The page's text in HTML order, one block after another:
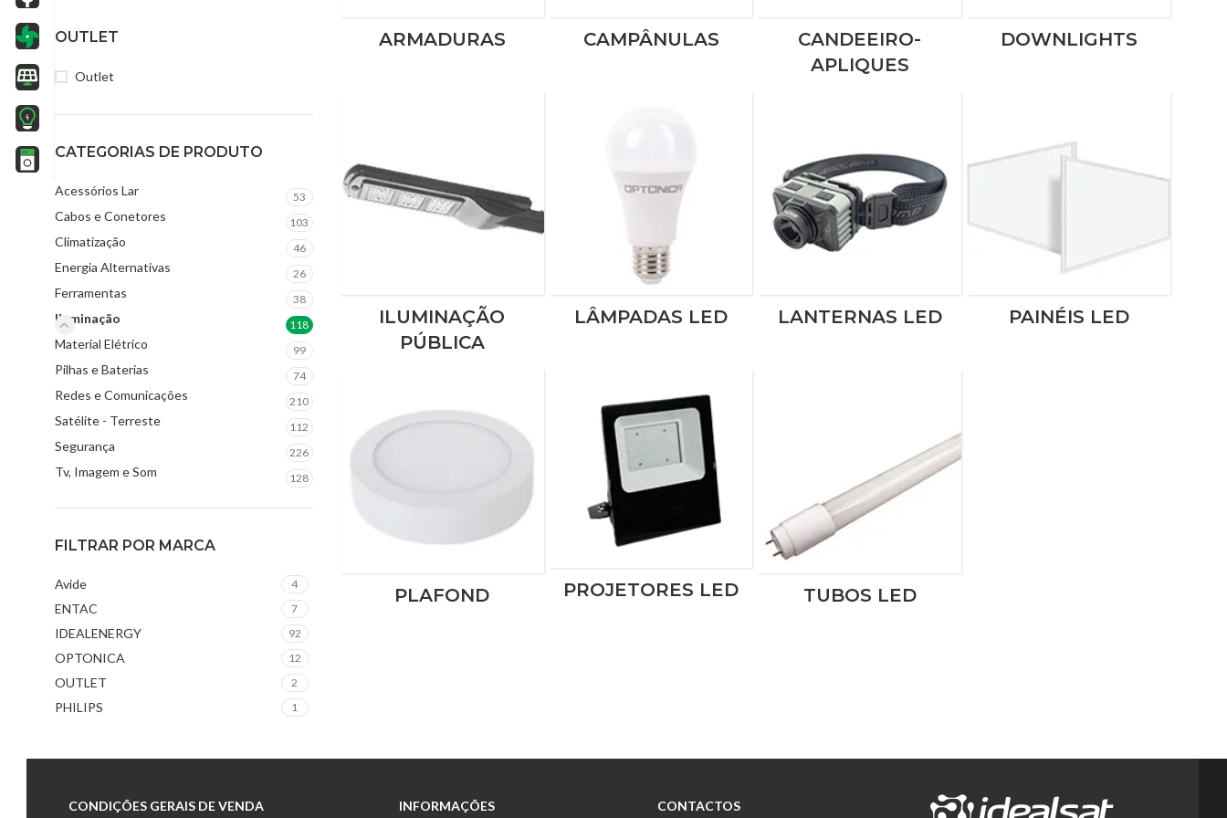
OUTLET
Outlet
CATEGORIAS DE PRODUTO
Acessórios Lar 53
Cabos e Conetores 103
Climatização 46
Energia Alternativas 26
Ferramentas 38
Iluminação 118
Material Elétrico 99
Pilhas e Baterias 74
Redes e Comunicações 210
Satélite - Terreste 112
Segurança 226
Tv, Imagem e Som 128
FILTRAR POR MARCA
Avide 4
ENTAC 7
IDEALENERGY 92
OPTONICA 12
OUTLET 2
PHILIPS 1
ARMADURAS CAMPÂNULAS
CANDEEIRO-
APLIQUES
DOWNLIGHTS
ILUMINAÇÃO
PÚBLICA
LÂMPADAS LED LANTERNAS LED PAINÉIS LED
PLAFOND PROJETORES LED TUBOS LED
CONDIÇÕES GERAIS DE VENDA INFORMAÇÕES CONTACTOS